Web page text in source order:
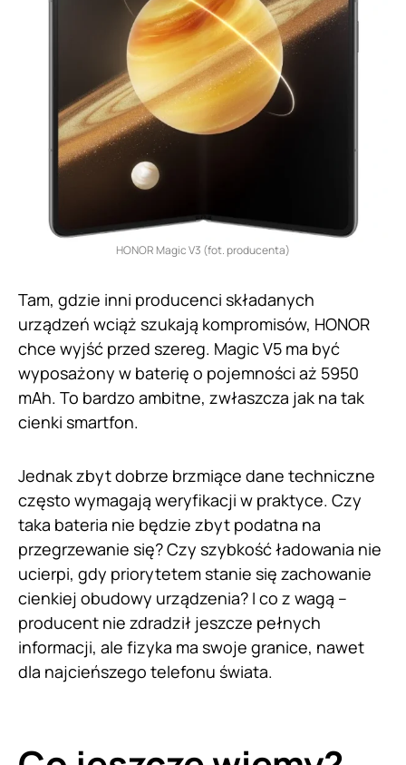
HONOR Magic V3 (fot. producenta)
Tam, gdzie inni producenci składanych
urządzeń wciąż szukają kompromisów, HONOR
chce wyjść przed szereg. Magic V5 ma być
wyposażony w baterię o pojemności aż 5950
mAh. To bardzo ambitne, zwłaszcza jak na tak
cienki smartfon.
Jednak zbyt dobrze brzmiące dane techniczne
często wymagają weryfikacji w praktyce. Czy
taka bateria nie będzie zbyt podatna na
przegrzewanie się? Czy szybkość ładowania nie
ucierpi, gdy priorytetem stanie się zachowanie
cienkiej obudowy urządzenia? I co z wagą –
producent nie zdradził jeszcze pełnych
informacji, ale fizyka ma swoje granice, nawet
dla najcieńszego telefonu świata.